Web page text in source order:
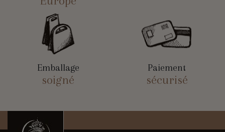
Emballage
soigné
Paiement
sécurisé